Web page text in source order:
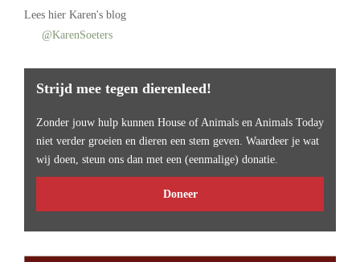
Lees hier Karen's blog
@KarenSoeters
Strijd mee tegen dierenleed!
Zonder jouw hulp kunnen House of Animals en Animals Today
niet verder groeien en dieren een stem geven. Waardeer je wat
wij doen, steun ons dan met een (eenmalige) donatie.
Doneer